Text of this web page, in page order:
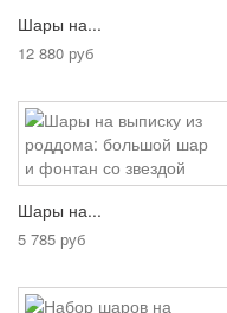
Шары на...
12 880 руб
Шары на...
5 785 руб